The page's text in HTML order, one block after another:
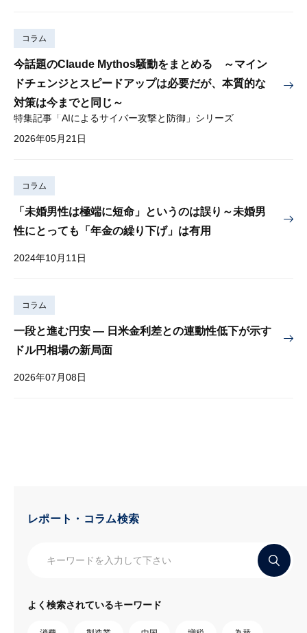
コラム
今話題のClaude Mythos騒動をまとめる ～マイン
ドチェンジとスピードアップは必要だが、本質的な
対策は今までと同じ～
特集記事「AIによるサイバー攻撃と防御」シリーズ
2026年05月21日
コラム
「未婚男性は極端に短命」というのは誤り～未婚男
性にとっても「年金の繰り下げ」は有用
2024年10月11日
コラム
一段と進む円安 — 日米金利差との連動性低下が示す
ドル円相場の新局面
2026年07月08日
レポート・コラム検索
よく検索されているキーワード